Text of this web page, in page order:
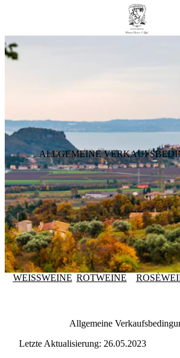
ALLGEMEINE
WEISSWEINE ROTWEINE
Allgemeine
Letzte Aktualisierung: 26.05.2023